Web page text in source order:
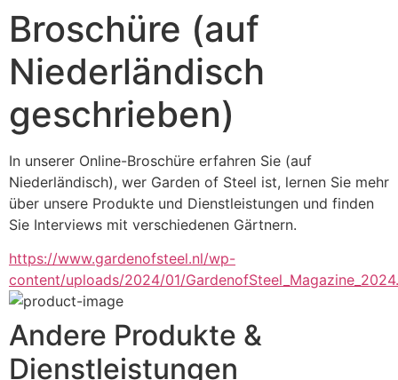
Broschüre (auf
Niederländisch
geschrieben)
In unserer Online-Broschüre erfahren Sie (auf
Niederländisch), wer Garden of Steel ist, lernen Sie mehr
über unsere Produkte und Dienstleistungen und finden
Sie Interviews mit verschiedenen Gärtnern.
https://www.gardenofsteel.nl/wp-
content/uploads/2024/01/
Andere Produkte &
Dienstleistungen